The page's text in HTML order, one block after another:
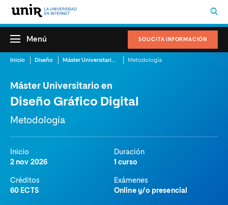
SOLICITA INFORMACIÓN
Menú
Inicio Diseño Máster Universitario en Diseño Gráfico Digital Metodología
Máster Universitario en
Diseño Gráfico Digital
Metodología
Inicio
2 nov 2026
Duración
1 curso
Créditos
60 ECTS
Exámenes
Online y/o presencial